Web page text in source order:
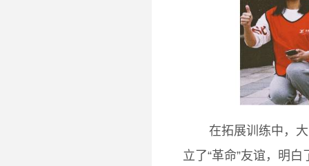
在拓展训练中，
立了“革命”友谊，明